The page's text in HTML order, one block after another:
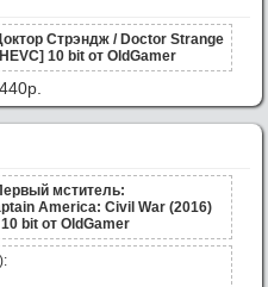
Стрэндж / Doctor Strange
10 bit от OldGamer
мститель:
America: Civil War (2016)
bit от OldGamer